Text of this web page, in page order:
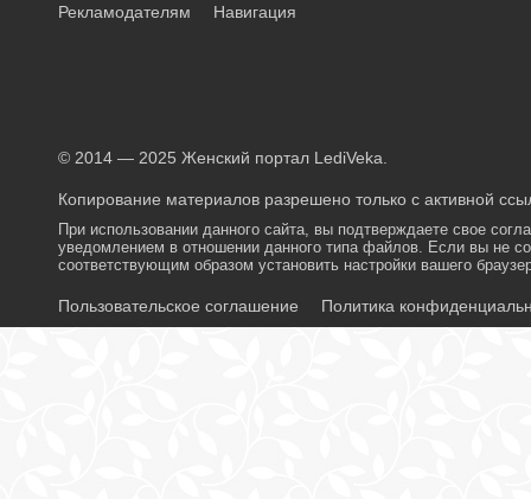
Рекламодателям Навигация
© 2014 — 2025 Женский портал LediVeka.
Копирование материалов разрешено только с активной
При использовании данного сайта, вы подтверждаете свое
уведомлением в отношении данного типа файлов. Если вы не
соответствующим образом установить настройки вашего
Пользовательское соглашение Политика